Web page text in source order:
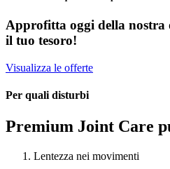
Approfitta oggi della nostra
il tuo tesoro!
Visualizza le offerte
Per quali disturbi
Premium Joint Care
Lentezza nei movimenti